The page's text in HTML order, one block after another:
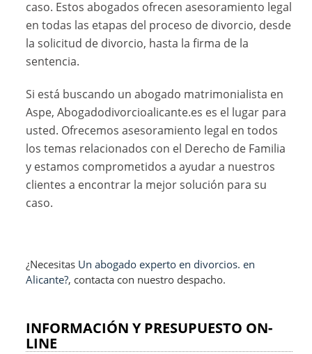
caso. Estos abogados ofrecen asesoramiento legal
en todas las etapas del proceso de divorcio, desde
la solicitud de divorcio, hasta la firma de la
sentencia.
Si está buscando un abogado matrimonialista en
Aspe, Abogadodivorcioalicante.es es el lugar para
usted. Ofrecemos asesoramiento legal en todos
los temas relacionados con el Derecho de Familia
y estamos comprometidos a ayudar a nuestros
clientes a encontrar la mejor solución para su
caso.
¿Necesitas Un abogado experto en divorcios. en
Alicante?, contacta con nuestro despacho.
INFORMACIÓN Y PRESUPUESTO ON-
LINE